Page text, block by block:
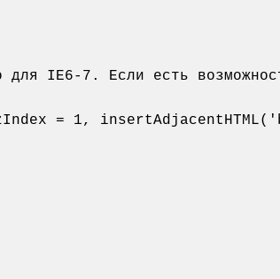
для IE6-7. Если есть
= 1,